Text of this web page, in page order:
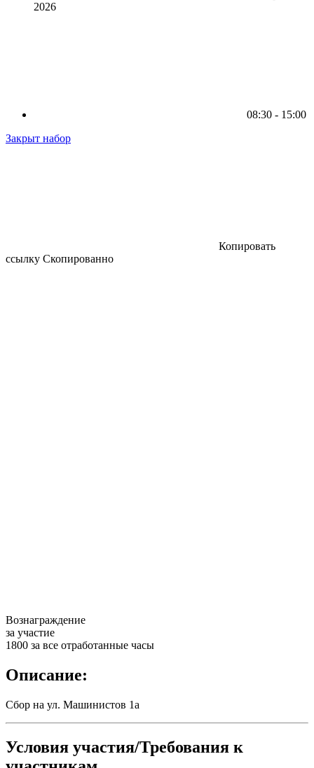
2026
08:30 - 15:00
Закрыт набор
Копировать
ссылку Скопированно
Вознаграждение
за участие
1800 за все отработанные часы
Описание:
Сбор на ул. Машинистов 1а
Условия участия/Требования к